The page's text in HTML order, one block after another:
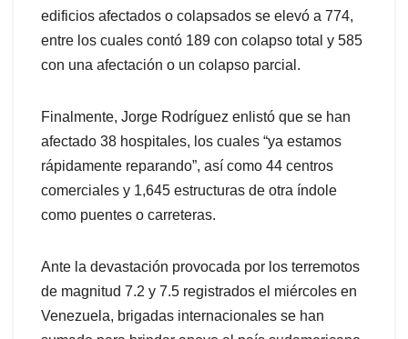
edificios afectados o colapsados se elevó a 774,
entre los cuales contó 189 con colapso total y 585
con una afectación o un colapso parcial.
Finalmente, Jorge Rodríguez enlistó que se han
afectado 38 hospitales, los cuales “ya estamos
rápidamente reparando”, así como 44 centros
comerciales y 1,645 estructuras de otra índole
como puentes o carreteras.
Ante la devastación provocada por los terremotos
de magnitud 7.2 y 7.5 registrados el miércoles en
Venezuela, brigadas internacionales se han